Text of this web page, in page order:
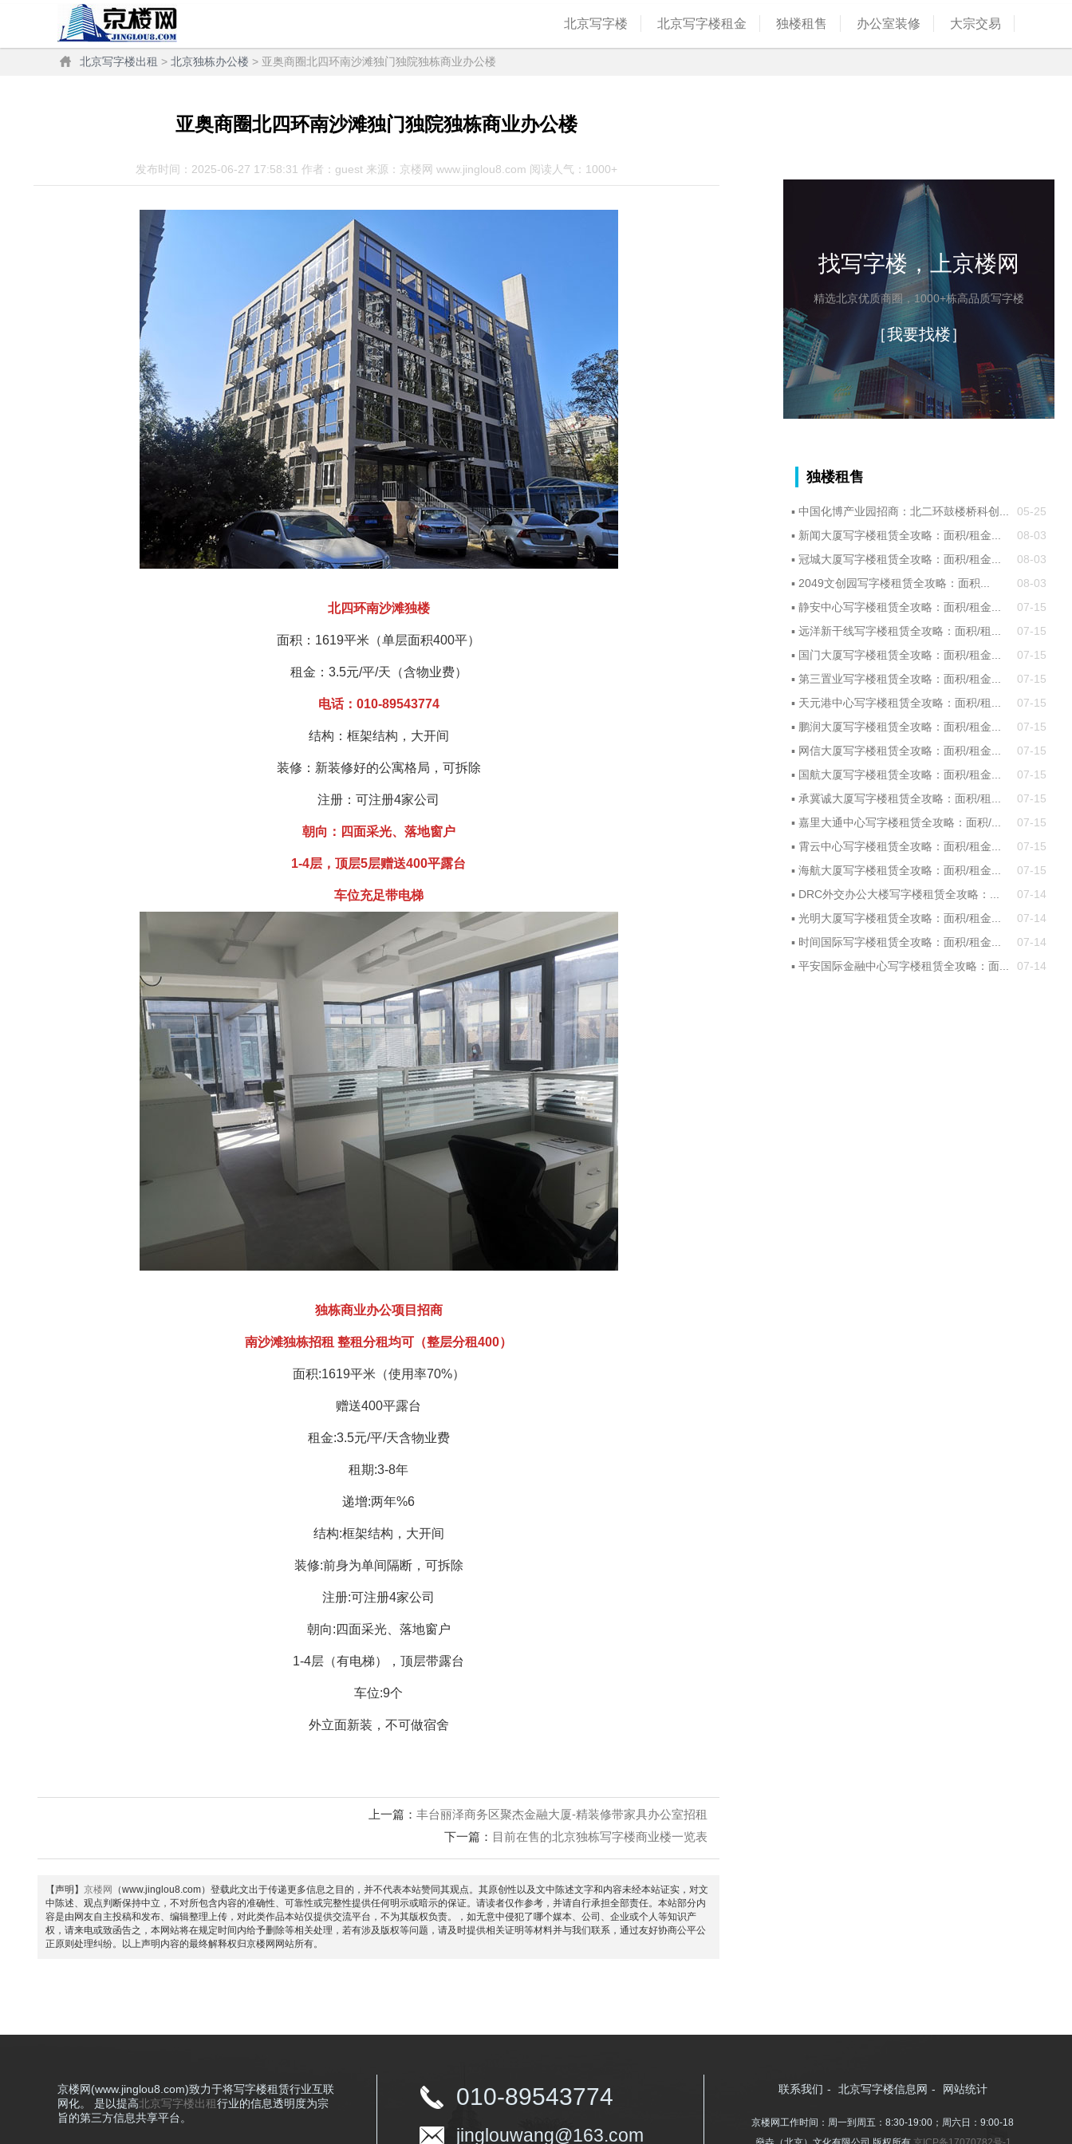
北京写字楼 北京写字楼租金 独楼租售 办公室装修 大宗交易
北京写字楼出租 > 北京独栋办公楼 > 亚奥商圈北四环南沙滩独门独院独栋商业办公楼
找写字楼，上京楼网
精选北京优质商圈，1000+栋高品质写字楼
［我要找楼］
独楼租售
▪ 中国化博产业园招商：北二环鼓楼桥科创...
05-25
▪ 新闻大厦写字楼租赁全攻略：面积/租金...
08-03
▪ 冠城大厦写字楼租赁全攻略：面积/租金...
08-03
▪ 2049文创园写字楼租赁全攻略：面积...
08-03
▪ 静安中心写字楼租赁全攻略：面积/租金...
07-15
▪ 远洋新干线写字楼租赁全攻略：面积/租...
07-15
▪ 国门大厦写字楼租赁全攻略：面积/租金...
07-15
▪ 第三置业写字楼租赁全攻略：面积/租金...
07-15
▪ 天元港中心写字楼租赁全攻略：面积/租...
07-15
▪ 鹏润大厦写字楼租赁全攻略：面积/租金...
07-15
▪ 网信大厦写字楼租赁全攻略：面积/租金...
07-15
▪ 国航大厦写字楼租赁全攻略：面积/租金...
07-15
▪ 承冀诚大厦写字楼租赁全攻略：面积/租...
07-15
▪ 嘉里大通中心写字楼租赁全攻略：面积/...
07-15
▪ 霄云中心写字楼租赁全攻略：面积/租金...
07-15
▪ 海航大厦写字楼租赁全攻略：面积/租金...
07-15
▪ DRC外交办公大楼写字楼租赁全攻略：...
07-14
▪ 光明大厦写字楼租赁全攻略：面积/租金...
07-14
▪ 时间国际写字楼租赁全攻略：面积/租金...
07-14
▪ 平安国际金融中心写字楼租赁全攻略：面... 07-14
亚奥商圈北四环南沙滩独门独院独栋商业办公楼
发布时间：2025-06-27 17:58:31 作者：guest 来源：京楼网 www.jinglou8.com 阅读人气：1000+
北四环南沙滩独楼
面积：1619平米（单层面积400平）
租金：3.5元/平/天（含物业费）
电话：010-89543774
结构：框架结构，大开间
装修：新装修好的公寓格局，可拆除
注册：可注册4家公司
朝向：四面采光、落地窗户
1-4层，顶层5层赠送400平露台
车位充足带电梯
独栋商业办公项目招商
南沙滩独栋招租 整租分租均可（整层分租400）
面积:1619平米（使用率70%）
赠送400平露台
租金:3.5元/平/天含物业费
租期:3-8年
递增:两年%6
结构:框架结构，大开间
装修:前身为单间隔断，可拆除
注册:可注册4家公司
朝向:四面采光、落地窗户
1-4层（有电梯），顶层带露台
车位:9个
外立面新装，不可做宿舍
上一篇： 丰台丽泽商务区聚杰金融大厦-精装修带家具办公室招租
下一篇： 目前在售的北京独栋写字楼商业楼一览表
【声明】 京楼网
（www.jinglou8.com）登载此文出于传递更多信息之目的，并不代表本站赞同其观点。其原创性以及文中陈述文字和内容未经本站证实，对文
中陈述、观点判断保持中立，不对所包含内容的准确性、可靠性或完整性提供任何明示或暗示的保证。请读者仅作参考，并请自行承担全部责任。本站部分内
容是由网友自主投稿和发布、编辑整理上传，对此类作品本站仅提供交流平台，不为其版权负责。，如无意中侵犯了哪个媒本、公司、企业或个人等知识产
权，请来电或致函告之，本网站将在规定时间内给予删除等相关处理，若有涉及版权等问题，请及时提供相关证明等材料并与我们联系，通过友好协商公平公
正原则处理纠纷。以上声明内容的最终解释权归京楼网网站所有。
京楼网(www.jinglou8.com)致力于将写字楼租赁行业互联
网化。 是以提高北京写字楼出租行业的信息透明度为宗
旨的第三方信息共享平台。
010-89543774
jinglouwang@163.com
联系我们 - 北京写字楼信息网 - 网站统计
京楼网工作时间：周一到周五：8:30-19:00；周六日：9:00-18:00